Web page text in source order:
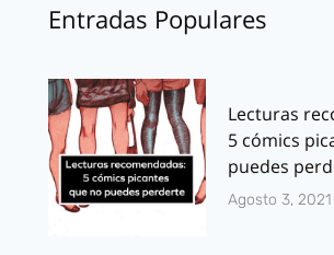
Entradas Populares
Lecturas
5 cómics
puedes
Agosto 3, 2021